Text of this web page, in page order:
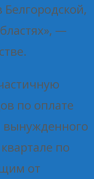
—
по оплате
вынужденного
по
от